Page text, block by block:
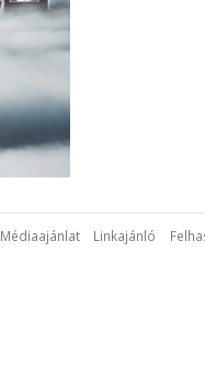
Médiaajánlat Linkajánló